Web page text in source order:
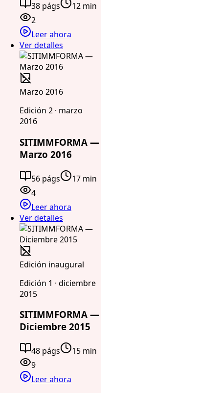
38 págs
12 min
2
Leer ahora
Ver detalles
Marzo 2016
Edición 2 · marzo
2016
SITIMMFORMA —
Marzo 2016
56 págs
17 min
4
Leer ahora
Ver detalles
Edición inaugural
Edición 1 · diciembre
2015
SITIMMFORMA —
Diciembre 2015
48 págs
15 min
9
Leer ahora